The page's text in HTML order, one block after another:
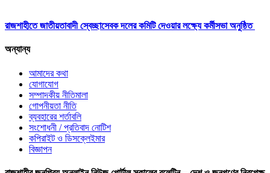
রাজশাহীতে জাতীয়তাবাদী স্বেচ্ছাসেবক দলের কমিটি দেওয়ার লক্ষ্যে কর্মীসভা অনুষ্ঠিত
অন্যান্য
আমাদের কথা
যোগাযোগ
সম্পাদকীয় নীতিমালা
গোপনীয়তা নীতি
ব্যবহারের শর্তাবলি
সংশোধনী / প্রতিবাদ নোটিশ
কপিরাইট ও ডিসক্লেইমার
বিজ্ঞাপন